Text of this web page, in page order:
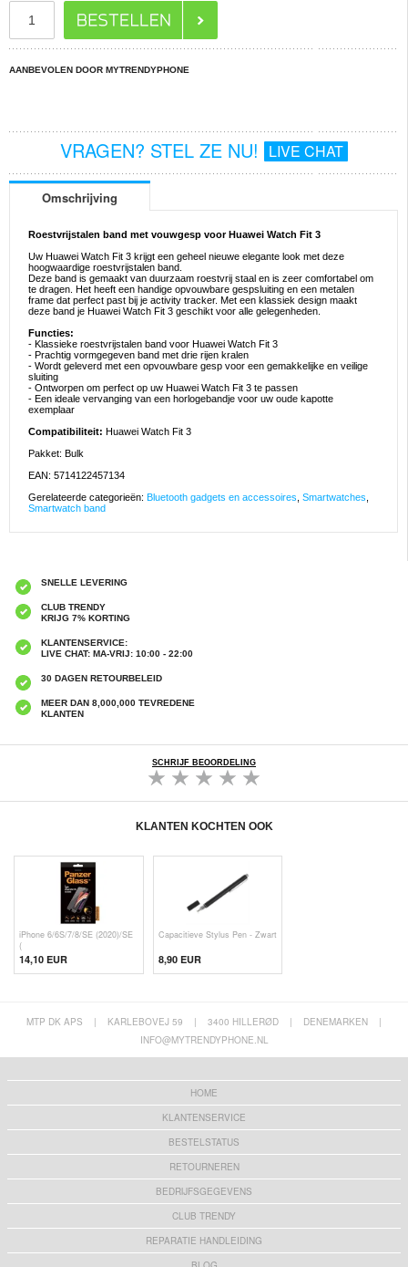
AANBEVOLEN DOOR MYTRENDYPHONE
VRAGEN? STEL ZE NU! LIVE CHAT
Omschrijving
Roestvrijstalen band met vouwgesp voor Huawei Watch Fit 3
Uw Huawei Watch Fit 3 krijgt een geheel nieuwe elegante look met deze
hoogwaardige roestvrijstalen band.
Deze band is gemaakt van duurzaam roestvrij staal en is zeer comfortabel om
te dragen. Het heeft een handige opvouwbare gespsluiting en een metalen
frame dat perfect past bij je activity tracker. Met een klassiek design maakt
deze band je Huawei Watch Fit 3 geschikt voor alle gelegenheden.
Functies:
- Klassieke roestvrijstalen band voor Huawei Watch Fit 3
- Prachtig vormgegeven band met drie rijen kralen
- Wordt geleverd met een opvouwbare gesp voor een gemakkelijke en veilige
sluiting
- Ontworpen om perfect op uw Huawei Watch Fit 3 te passen
- Een ideale vervanging van een horlogebandje voor uw oude kapotte
exemplaar
Compatibiliteit: Huawei Watch Fit 3
Pakket: Bulk
EAN: 5714122457134
Gerelateerde categorieën: Bluetooth gadgets en accessoires Smartwatches
Smartwatch band
SNELLE LEVERING
CLUB TRENDY
KRIJG 7% KORTING
KLANTENSERVICE:
LIVE CHAT: MA-VRIJ: 10:00 - 22:00
30 DAGEN RETOURBELEID
MEER DAN 8,000,000 TEVREDENE
KLANTEN
SCHRIJF BEOORDELING
KLANTEN KOCHTEN OOK
iPhone 6/6S/7/8/SE (2020)/SE
(
14,10 EUR
Capacitieve Stylus Pen - Zwart
8,90 EUR
MTP DK APS | KARLEBOVEJ 59 | 3400 HILLERØD | DENEMARKEN
|
INFO@MYTRENDYPHONE.NL
HOME
KLANTENSERVICE
BESTELSTATUS
RETOURNEREN
BEDRIJFSGEGEVENS
CLUB TRENDY
REPARATIE HANDLEIDING